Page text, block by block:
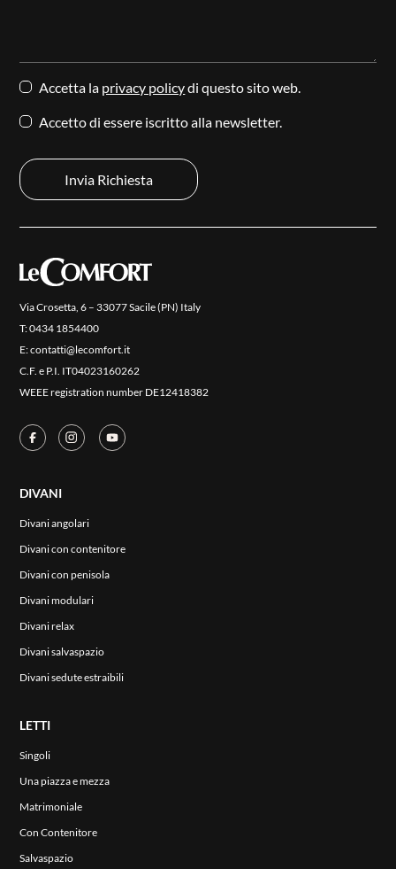
Accetta la privacy policydi questo sito web.
Accetto di essere iscritto alla newsletter.
Via Crosetta, 6 – 33077 Sacile (PN) Italy
T:0434 1854400
E:contatti@lecomfort.it
C.F. e P.I. IT04023160262
WEEE registration number DE12418382
DIVANI
Divani angolari
Divani con contenitore
Divani con penisola
Divani modulari
Divani relax
Divani salvaspazio
Divani sedute estraibili
LETTI
Singoli
Una piazza e mezza
Matrimoniale
Con Contenitore
Salvaspazio